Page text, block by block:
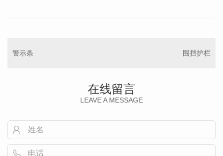
警示条 围挡护栏
在线留言
LEAVE A MESSAGE